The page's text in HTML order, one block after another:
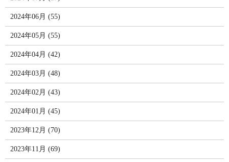
2024年06月 (55)
2024年05月 (55)
2024年04月 (42)
2024年03月 (48)
2024年02月 (43)
2024年01月 (45)
2023年12月 (70)
2023年11月 (69)